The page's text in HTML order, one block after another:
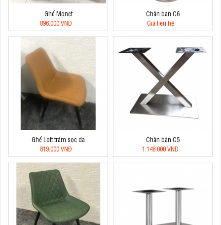
Ghế Monet
896.000 VNĐ
Chân bàn C6
Giá liên hệ
Ghế Loft trám sọc da
819.000 VNĐ
Chân bàn C5
1.148.000 VNĐ